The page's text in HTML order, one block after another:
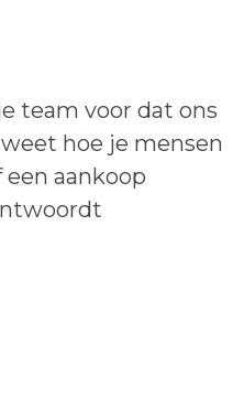
team voor dat ons
hoe je mensen
aankoop